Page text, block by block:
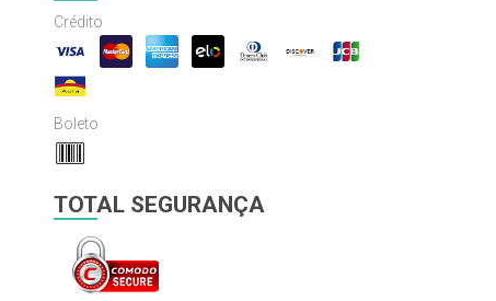
Crédito
Boleto
TOTAL SEGURANÇA